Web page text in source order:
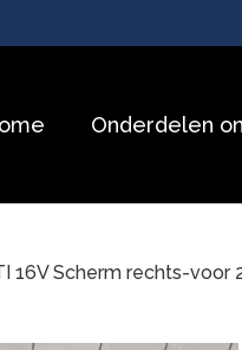
Onderdelen
16V Scherm rechts-voor